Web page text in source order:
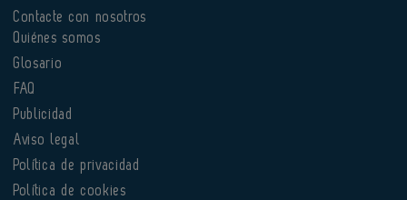
Contacte con nosotros
Quiénes somos
Glosario
FAQ
Publicidad
Aviso legal
Política de privacidad
Política de cookies